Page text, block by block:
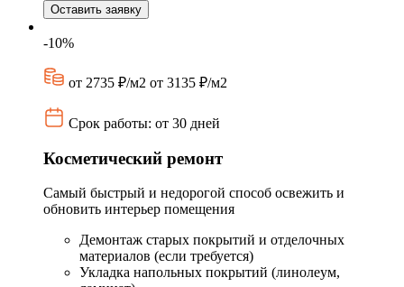
Оставить заявку
-10%
от 2735 ₽/м2 от 3135 ₽/м2
Срок работы: от 30 дней
Косметический ремонт
Самый быстрый и недорогой способ освежить и
обновить интерьер помещения
Демонтаж старых покрытий и отделочных
материалов (если требуется)
Укладка напольных покрытий (линолеум,